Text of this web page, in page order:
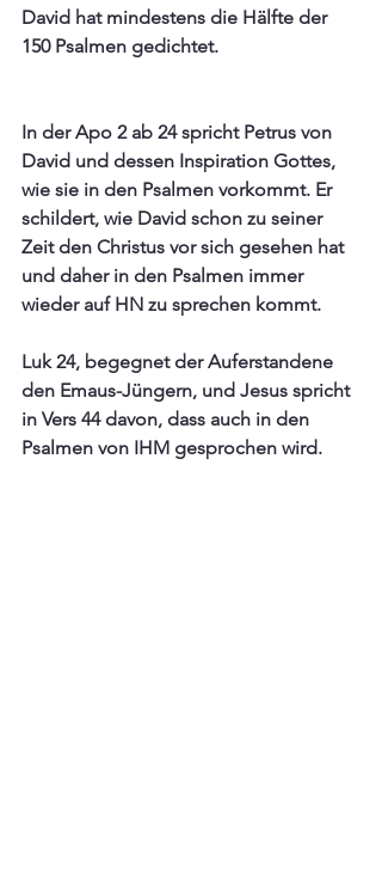
David hat mindestens die Hälfte der
150 Psalmen gedichtet.
In der Apo 2 ab 24 spricht Petrus von
David und dessen Inspiration Gottes,
wie sie in den Psalmen vorkommt. Er
schildert, wie David schon zu seiner
Zeit den Christus vor sich gesehen hat
und daher in den Psalmen immer
wieder auf HN zu sprechen kommt.
Luk 24, begegnet der Auferstandene
den Emaus-Jüngern, und Jesus spricht
in Vers 44 davon, dass auch in den
Psalmen von IHM gesprochen wird.